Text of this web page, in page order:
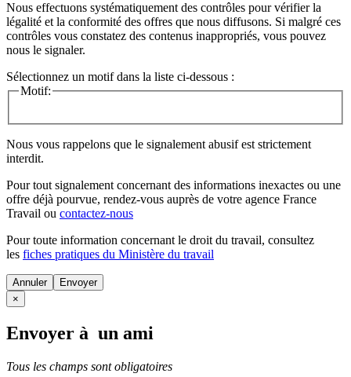
Nous effectuons systématiquement des contrôles pour vérifier la
légalité et la conformité des offres que nous diffusons. Si malgré ces
contrôles vous constatez des contenus inappropriés, vous pouvez
nous le signaler.
Sélectionnez un motif dans la liste ci-dessous :
Motif:
Nous vous rappelons que le signalement abusif est strictement
interdit.
Pour tout signalement concernant des informations inexactes ou une
offre déjà pourvue, rendez-vous auprès de votre agence France
Travail ou contactez-nous
Pour toute information concernant le droit du travail, consultez
les fiches pratiques du Ministère du travail
Annuler
×
Envoyer à un ami
Tous les champs sont obligatoires